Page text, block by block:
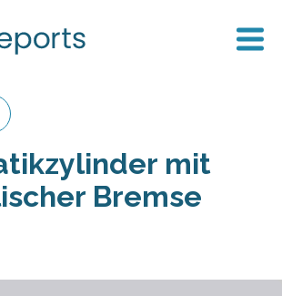
mit
Bremse